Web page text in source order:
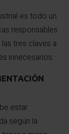
es todo un
responsables
tres claves a
innecesarios:
estar
según la